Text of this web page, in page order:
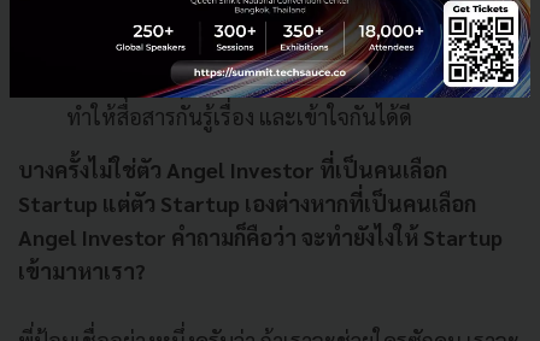
สิ่งที่สำคัญมาก เพราะการลงทุนกับ Startup เหมือน
เรามาแต่งงานกัน ตัว Founders ต้องเป็นคนดี ใจ
กว้าง มุ่งมัน ทุ่มเท และมีลักษณะคล้ายๆกับเรา จะ
ทำให้สื่อสารกันรู้เรื่อง และเข้าใจกันได้ดี
บางครั้งไม่ใช่ตัว Angel Investor ที่เป็นคนเลือก
Startup แต่ตัว Startup เองต่างหากที่เป็นคนเลือก
Angel Investor คำถามก็คือว่า จะทำยังไงให้ Startup
เข้ามาหาเรา?